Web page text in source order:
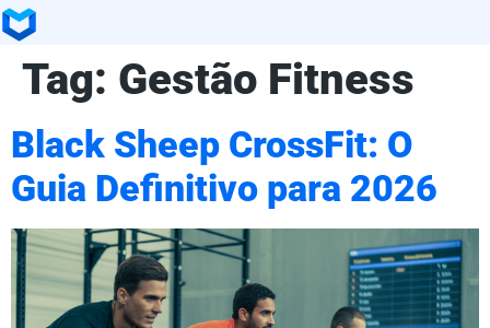
Tag: Gestão Fitness
Black Sheep CrossFit: O
Guia Definitivo para 2026